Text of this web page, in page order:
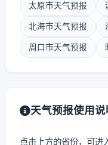
太原市天气预报
北海市天气预报
周口市天气预报
天气预报使用说
点击上方的省份，可进